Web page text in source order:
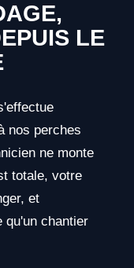
LE
nos perches
ne monte
totale, votre
et
qu'un chantier